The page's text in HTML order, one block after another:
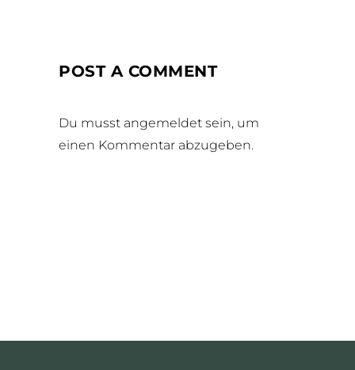
POST A COMMENT
Du musst angemeldet sein, um
einen Kommentar abzugeben.